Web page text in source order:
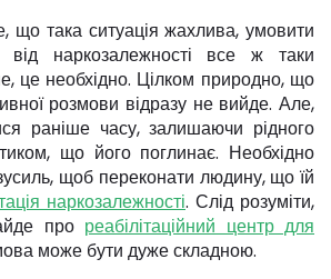
що така ситуація жахлива, умовити
від наркозалежності все ж таки
це необхідно. Цілком природно, що
розмови відразу не вийде. Але,
раніше часу, залишаючи рідного
що його поглинає. Необхідно
щоб переконати людину, що їй
наркозалежності. Слід розуміти,
про реабілітаційний центр для
може бути дуже складною.